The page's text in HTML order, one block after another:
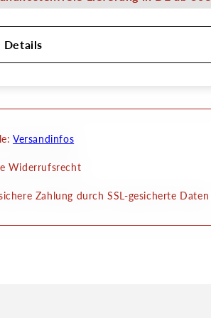
Senjo
Versandinfos
Widerrufsrecht
Zahlung durch SSL-gesicherte Daten